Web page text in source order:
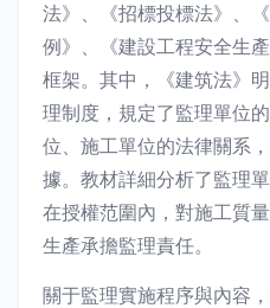
法》、《招標投標法》、
例》、《建設工程安全生
框架。其中，《建筑法》
理制度，規定了監理單位
位、施工單位的法律關系
據。教材詳細分析了監理
在授權范圍內，對施工質
生產承擔監理責任。
關于監理實施程序與內容